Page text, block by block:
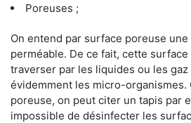
Poreuses ;
On entend par surface poreuse
perméable. De ce fait, cette
traverser par les liquides ou les
évidemment les micro-organismes.
poreuse, on peut citer un tapis par
impossible de désinfecter les